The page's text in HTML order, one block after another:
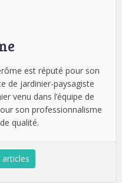
est réputé pour son
de jardinier-paysagiste
venu dans l’équipe de
son professionnalisme
qualité.